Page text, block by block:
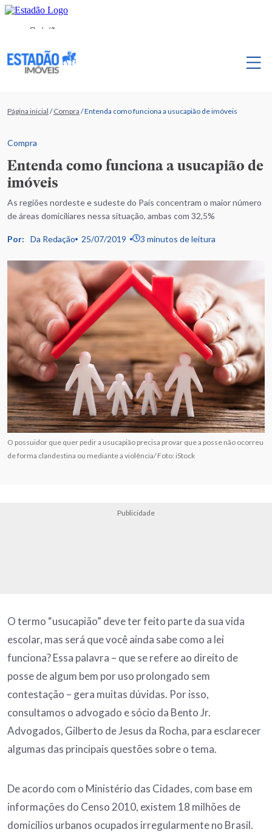
Página inicial /Compra /Entenda como funciona a usucapião de imóveis
Compra
Entenda como funciona a usucapião de
imóveis
As regiões nordeste e sudeste do País concentram o maior número
de áreas domiciliares nessa situação, ambas com 32,5%
Por: Da Redação 25/07/2019 3 minutos de leitura
O possuidor que quer pedir a usucapião precisa provar que a posse não ocorreu
de forma clandestina ou mediante a violência/ Foto: iStock
Publicidade
O termo “usucapião” deve ter feito parte da sua vida
escolar, mas será que você ainda sabe como a lei
funciona? Essa palavra – que se refere ao direito de
posse de algum bem por uso prolongado sem
contestação – gera muitas dúvidas. Por isso,
consultamos o advogado e sócio da Bento Jr.
Advogados, Gilberto de Jesus da Rocha, para esclarecer
algumas das principais questões sobre o tema.
De acordo com o Ministério das Cidades, com base em
informações do Censo 2010, existem 18 milhões de
domicílios urbanos ocupados irregularmente no Brasil.